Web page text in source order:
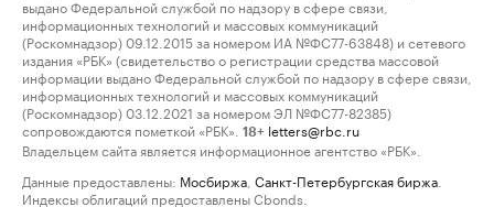
выдано Федеральной службой по надзору в сфере связи,
информационных технологий и массовых коммуникаций
(Роскомнадзор) 09.12.2015 за номером ИА №ФС77-63848) и сетевого
издания «РБК» (свидетельство о регистрации средства массовой
информации выдано Федеральной службой по надзору в сфере связи,
информационных технологий и массовых коммуникаций
(Роскомнадзор) 03.12.2021 за номером ЭЛ №ФС77-82385)
сопровождаются пометкой «РБК».
18+ letters@rbc.ru
Владельцем сайта является информационное агентство «РБК».
Данные предоставлены: Мосбиржа Санкт-Петербургская биржа
Индексы облигаций предоставлены Cbonds.